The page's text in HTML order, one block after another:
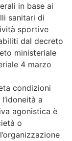
in base ai
sanitari di
sportive
dal decreto
ministeriale
4 marzo
condizioni
a
agonistica è
o